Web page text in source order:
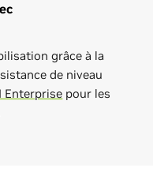
grâce à la
de niveau
Enterprise pour les